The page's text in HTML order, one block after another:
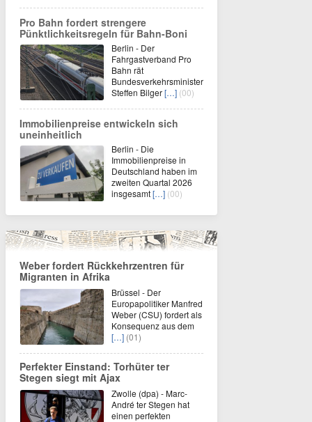
Pro Bahn fordert strengere
Pünktlichkeitsregeln für Bahn-Boni
Berlin - Der
Fahrgastverband Pro
Bahn rät
Bundesverkehrsminister
Steffen Bilger[…] (00)
Immobilienpreise entwickeln sich
uneinheitlich
Berlin - Die
Immobilienpreise in
Deutschland haben im
zweiten Quartal 2026
insgesamt[…] (00)
Weber fordert Rückkehrzentren für
Migranten in Afrika
Brüssel - Der
Europapolitiker Manfred
Weber (CSU) fordert als
Konsequenz aus dem
[…] (01)
Perfekter Einstand: Torhüter ter
Stegen siegt mit Ajax
Zwolle (dpa) - Marc-
André ter Stegen hat
einen perfekten